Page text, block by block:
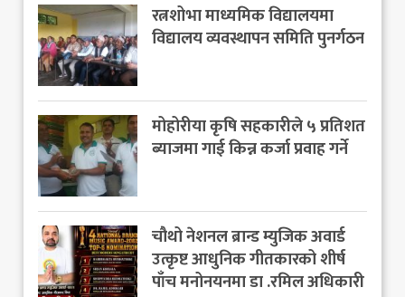
रत्नशोभा माध्यमिक विद्यालयमा
विद्यालय व्यवस्थापन समिति पुनर्गठन
मोहोरीया कृषि सहकारीले ५ प्रतिशत
ब्याजमा गाई किन्न कर्जा प्रवाह गर्ने
चौथो नेशनल ब्रान्ड म्युजिक अवार्ड
उत्कृष्ट आधुनिक गीतकारको शीर्ष
पाँच मनोनयनमा डा .रमिल अधिकारी